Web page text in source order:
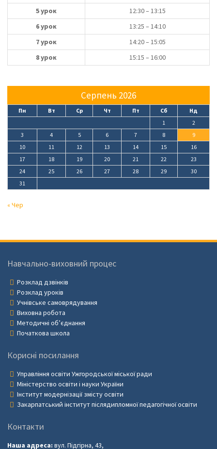
5 урок
12:30 – 13:15
6 урок
13:25 – 14:10
7 урок
14:20 – 15:05
8 урок
15:15 – 16:00
Серпень 2026
Пн Вт Ср Чт Пт Сб
Нд
1
2
3
4 5 6 7 8
9
10
11 12 13 14 15
16
17
18 19 20 21 22
23
24
25 26 27 28 29
30
31
« Чер
Навчально-виховний процес
Розклад дзвінків
Розклад уроків
Учнівське самоврядування
Виховна робота
Методичні об’єднання
Початкова школа
Корисні посилання
Управління освіти Ужгородської міської ради
Міністерство освіти і науки України
Інститут модернізації змісту освіти
Закарпатський інститут післядипломної педагогічної освіти
Контакти
Наша адреса: вул. Підгірна, 43,